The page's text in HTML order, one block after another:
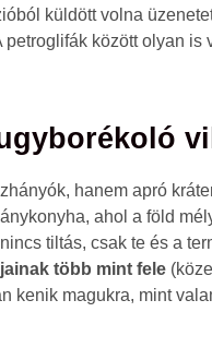
küldött volna
petroglifák között olyan is
hanem apró
ahol a föld
tiltás, csak te és a
több mint fele (közel
kenik magukra, mint